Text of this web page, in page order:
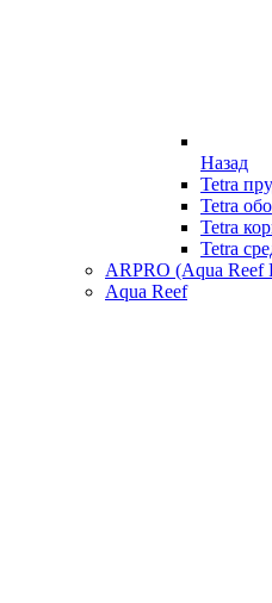
Назад
Tetra
Tetra
Tetra
Tetra
ARPRO (Aqua Reef
Aqua Reef